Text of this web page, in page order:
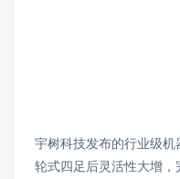
宇树科技发布的行业级
轮式四足后灵活性大增